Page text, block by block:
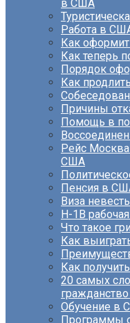
в США
Работа в
Как
Как теперь
Порядок
Как
Причины
Помощь в
Рейс
США
Пенсия в
Виза
H-1B
Что такое
Как
Как
20 самых
Обучение в
Программы